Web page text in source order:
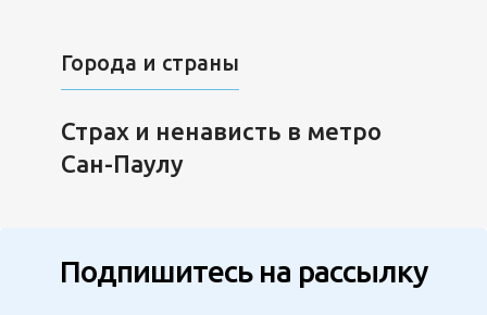
Города и страны
Страх и ненависть в метро
Сан-Паулу
Подпишитесь на рассылку